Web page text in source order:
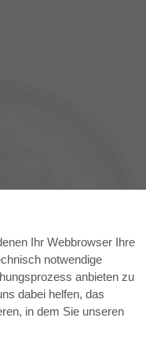
Ihr Webbrowser Ihre
notwendige
anbieten zu
dabei helfen, das
in dem Sie unseren